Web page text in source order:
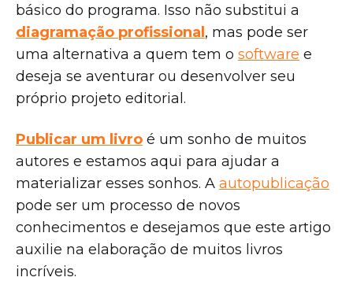
básico do programa. Isso não substitui a
diagramação profissional, mas pode ser
uma alternativa a quem tem o software e
deseja se aventurar ou desenvolver seu
próprio projeto editorial.
Publicar um livro é um sonho de muitos
autores e estamos aqui para ajudar a
materializar esses sonhos. A autopublicação
pode ser um processo de novos
conhecimentos e desejamos que este artigo
auxilie na elaboração de muitos livros
incríveis.